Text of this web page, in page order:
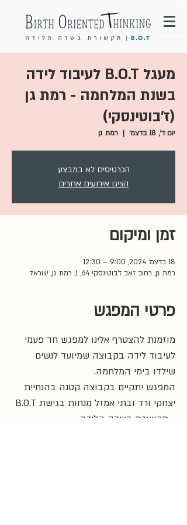
מעגל B.O.T לעיבוד לידה
בשנת המלחמה - רמת גן
(ז'בוטינסקי)
יום ד׳, 18 בדצמ׳
  |
רמת גן
הכרטיסים לא במבצע
הציגו אירועים אחרים
זמן ומיקום
18 בדצמ׳ 2024, 9:00 – 12:30
רמת גן, רחוב זאב ז'בוטינסקי 64, 1, רמת גן, ישראל
פרטי המפגש
מוזמנת להצטרף אלינו למפגש חד פעמי
לעיבוד לידה בקבוצה שמיועד לנשים
שילדו בימי המלחמה.
המפגש יתקיים בקבוצה קטנה בהנחיית
- תקשורת בשדה הלידה.